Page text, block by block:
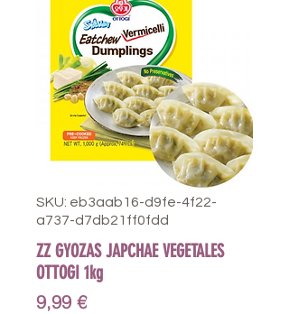
SKU: eb3aab16-d9fe-4f22-
a737-d7db21ff0fdd
ZZ GYOZAS JAPCHAE VEGETALES
OTTOGI 1kg
9,99 €Precio